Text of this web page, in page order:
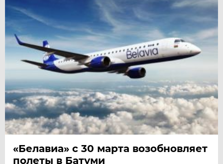
«Белавиа» с 30 марта возобновляет
полеты в Батуми